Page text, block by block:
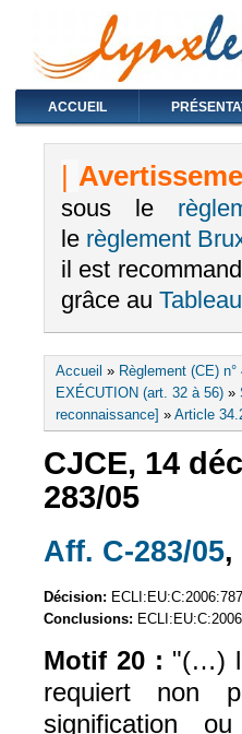
ACCUEIL
|
sous le
le règlement
il est
grâce au
Vous êtes ici
Accueil » Règlement (CE)
EXÉCUTION (art. 32 à 56) »
reconnaissance] » Article
CJCE, 14
283/05
Aff. C-283/05,
Décision: ECLI:EU:C:2006:787
Conclusions:
Motif 20 : "(…)
requiert non
signification